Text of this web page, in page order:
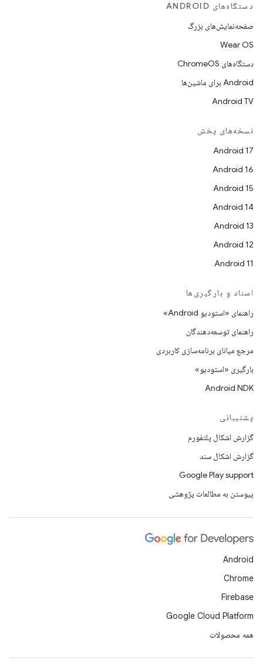
دستگاه‌های ANDROID
صفحه‌نمایش‌های بزرگ
Wear OS
دستگاه‌های ChromeOS
Android برای ماشین‌ها
Android TV
نسخه‌های پخش
Android 17
Android 16
Android 15
Android 14
Android 13
Android 12
Android 11
اسناد و بارگیری‌ها
راهنمای «استودیو Android»
راهنمای توسعه‌دهندگان
مرجع میانای برنامه‌سازی کاربردی
بارگیری «استودیو»
Android NDK
پشتیبانی
گزارش اشکال پلتفورم
گزارش اشکال سند
Google Play support
پیوستن به مطالعات پژوهشی
Android
Chrome
Firebase
Google Cloud Platform
همه محصولات